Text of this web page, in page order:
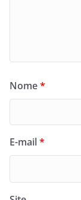
Nome*
E-mail*